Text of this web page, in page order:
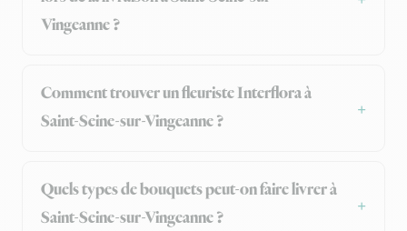
Vingeanne ?
Comment trouver un fleuriste Interflora à
Saint-Seine-sur-Vingeanne ?
Quels types de bouquets peut-on faire livrer à
Saint-Seine-sur-Vingeanne ?